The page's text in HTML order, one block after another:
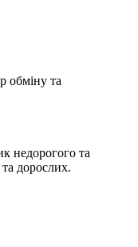
обміну та
недорогого та
дорослих.